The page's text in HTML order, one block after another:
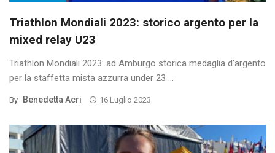
Triathlon Mondiali 2023: storico argento per la
mixed relay U23
Triathlon Mondiali 2023: ad Amburgo storica medaglia d’argento
per la staffetta mista azzurra under 23 ...
By Benedetta Acri 16 Luglio 2023